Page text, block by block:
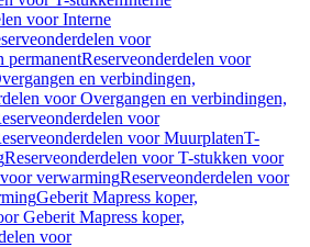
voor Interne
voor
permanentReserveonderdelen voor
en verbindingen,
voor Overgangen en verbindingen,
voor
voor MuurplatenT-
Reserveonderdelen voor T-stukken voor
verwarmingReserveonderdelen voor
Geberit Mapress koper,
Geberit Mapress koper,
voor